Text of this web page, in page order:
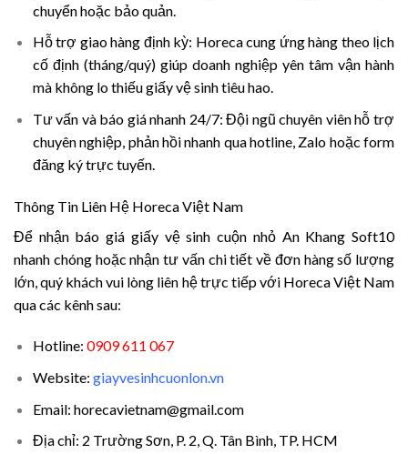
chuyển hoặc bảo quản.
Hỗ trợ giao hàng định kỳ: Horeca cung ứng hàng theo lịch
cố định (tháng/quý) giúp doanh nghiệp yên tâm vận hành
mà không lo thiếu giấy vệ sinh tiêu hao.
Tư vấn và báo giá nhanh 24/7: Đội ngũ chuyên viên hỗ trợ
chuyên nghiệp, phản hồi nhanh qua hotline, Zalo hoặc form
đăng ký trực tuyến.
Thông Tin Liên Hệ Horeca Việt Nam
Để nhận báo giá giấy vệ sinh cuộn nhỏ An Khang Soft10
nhanh chóng hoặc nhận tư vấn chi tiết về đơn hàng số lượng
lớn, quý khách vui lòng liên hệ trực tiếp với Horeca Việt Nam
qua các kênh sau:
Hotline: 0909 611 067
Website: giayvesinhcuonlon.vn
Email: horecavietnam@gmail.com
Địa chỉ: 2 Trường Sơn, P. 2, Q. Tân Bình, TP. HCM